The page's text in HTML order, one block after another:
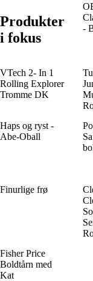
Produkter
i fokus
-
VTech 2- In 1
Rolling Explorer
Tromme DK
Haps og ryst -
Abe-Oball
Finurlige frø
Fisher Price
Boldtårn med
Kat